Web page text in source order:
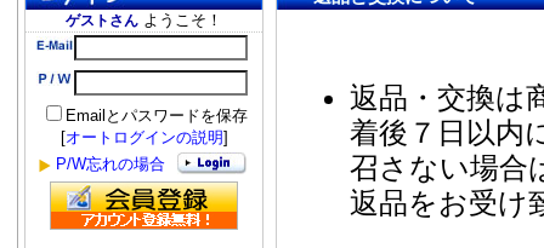
ゲストさん ようこそ！
Emailとパスワードを保存
[オートログインの説明]
P/W忘れの場合
返品・交換は
着後７日以内
召さない場合
返品をお受け